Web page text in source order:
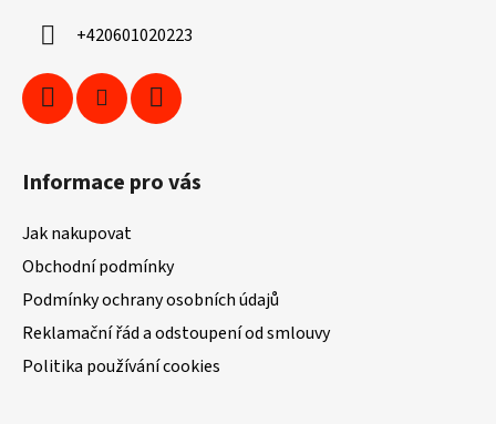
+420601020223
Informace pro vás
Jak nakupovat
Obchodní podmínky
Podmínky ochrany osobních údajů
Reklamační řád a odstoupení od smlouvy
Politika používání cookies